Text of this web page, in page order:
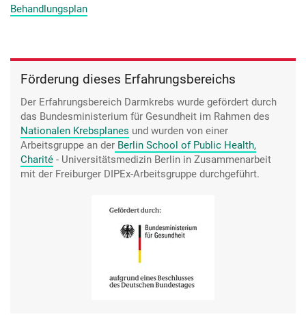
Behandlungsplan
Förderung dieses Erfahrungsbereichs
Der Erfahrungsbereich Darmkrebs wurde gefördert durch
das Bundesministerium für Gesundheit im Rahmen des
Nationalen Krebsplanes und wurden von einer
Arbeitsgruppe an der Berlin School of Public Health,
Charité - Universitätsmedizin Berlin in Zusammenarbeit
mit der Freiburger DIPEx-Arbeitsgruppe durchgeführt.